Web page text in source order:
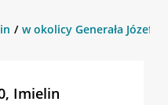
w okolicy Generała Józefa
Imielin